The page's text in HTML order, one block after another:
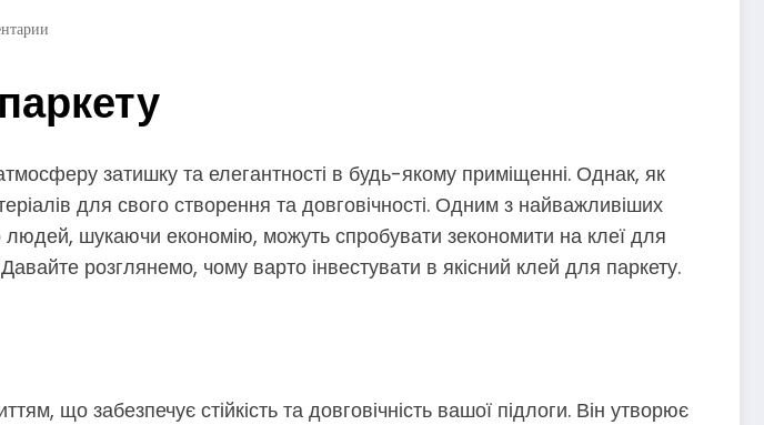
затишку та елегантності в будь-якому приміщенні. Однак, як
для свого створення та довговічності. Одним з найважливіших
людей, шукаючи економію, можуть спробувати зекономити на клеї для
розглянемо, чому варто інвестувати в якісний клей для паркету.
що забезпечує стійкість та довговічність вашої підлоги. Він утворює